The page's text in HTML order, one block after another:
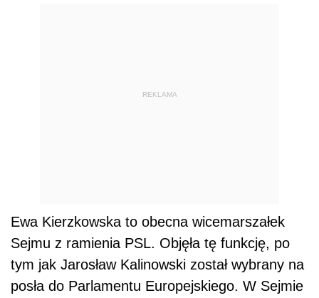
REKLAMA
Ewa Kierzkowska to obecna wicemarszałek
Sejmu z ramienia PSL. Objęła tę funkcję, po
tym jak Jarosław Kalinowski został wybrany na
posła do Parlamentu Europejskiego. W Sejmie